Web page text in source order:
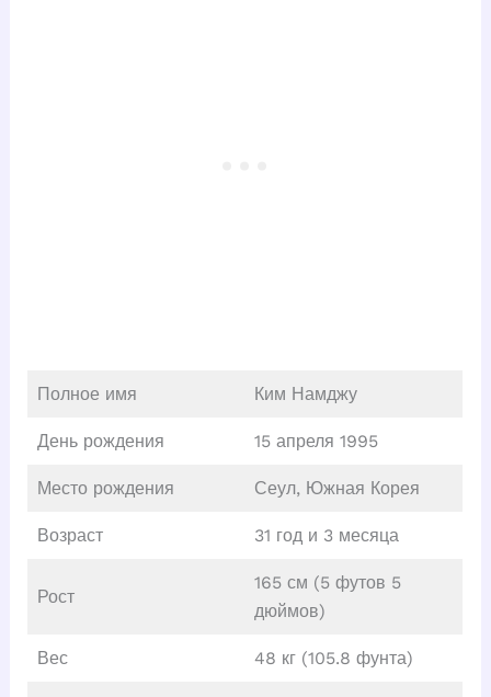
Полное имя Ким Намджу
День рождения 15 апреля 1995
Место рождения Сеул, Южная Корея
Возраст 31 год и 3 месяца
Рост
165 см (5 футов 5
дюймов)
Вес 48 кг (105.8 фунта)